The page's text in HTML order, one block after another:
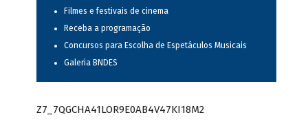
Filmes e festivais de cinema
Receba a programação
Concursos para Escolha de Espetáculos Musicais
Galeria BNDES
Z7_7QGCHA41LOR9E0AB4V47KI18M2